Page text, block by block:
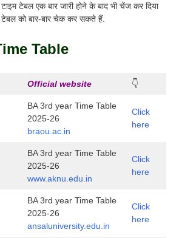
टाइम टेबल एक बार जारी होने के बाद भी चेंज कर दिया
को बार-बार चेक कर सकते हैं.
Table
Official website 👇
BA 3rd year Time Table
2025-26
braou.ac.in
Click
here
BA 3rd year Time Table
2025-26
www.aknu.edu.in
Click
here
BA 3rd year Time Table
2025-26
ansaluniversity.edu.in
Click
here